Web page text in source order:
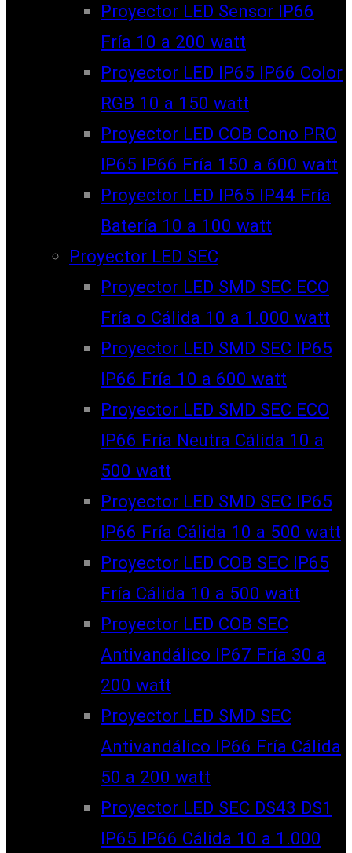
Proyector LED Sensor IP66
Fría 10 a 200 watt
Proyector LED IP65 IP66 Color
RGB 10 a 150 watt
Proyector LED COB Cono PRO
IP65 IP66 Fría 150 a 600 watt
Proyector LED IP65 IP44 Fría
Batería 10 a 100 watt
Proyector LED SEC
Proyector LED SMD SEC ECO
Fría o Cálida 10 a 1.000 watt
Proyector LED SMD SEC IP65
IP66 Fría 10 a 600 watt
Proyector LED SMD SEC ECO
IP66 Fría Neutra Cálida 10 a
500 watt
Proyector LED SMD SEC IP65
IP66 Fría Cálida 10 a 500 watt
Proyector LED COB SEC IP65
Fría Cálida 10 a 500 watt
Proyector LED COB SEC
Antivandálico IP67 Fría 30 a
200 watt
Proyector LED SMD SEC
Antivandálico IP66 Fría Cálida
50 a 200 watt
Proyector LED SEC DS43 DS1
IP65 IP66 Cálida 10 a 1.000